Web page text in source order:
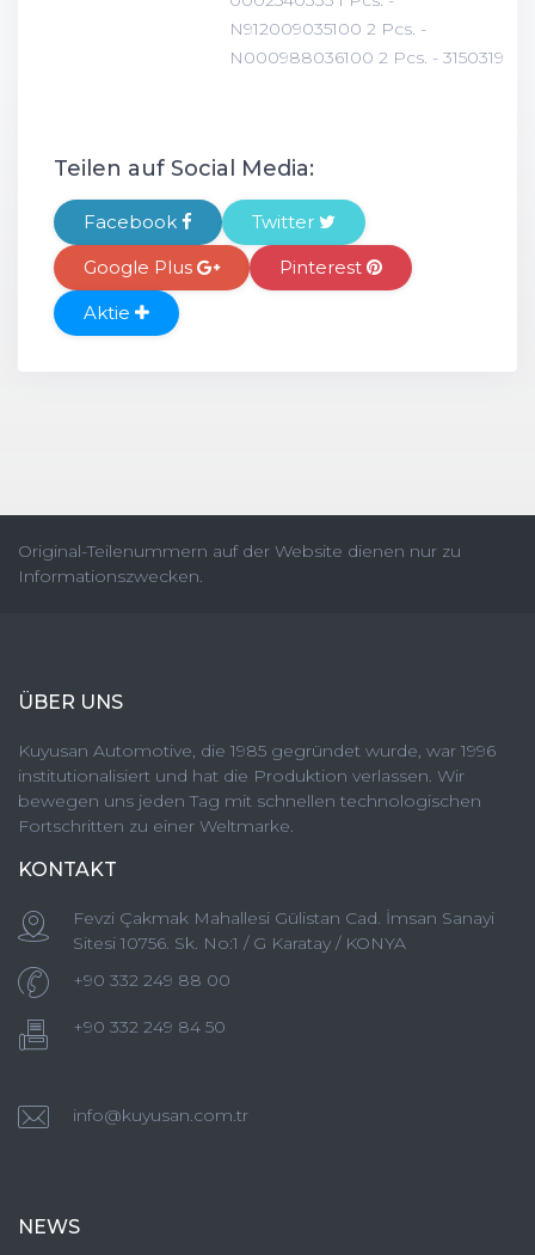
N912009035100 2 Pcs. -
N000988036100 2 Pcs. - 3150319
Teilen auf Social Media:
Facebook
Twitter
Google Plus
Pinterest
Aktie
Original-Teilenummern auf der Website dienen nur zu
Informationszwecken.
ÜBER UNS
Kuyusan Automotive, die 1985 gegründet wurde, war 1996
institutionalisiert und hat die Produktion verlassen. Wir
bewegen uns jeden Tag mit schnellen technologischen
Fortschritten zu einer Weltmarke.
KONTAKT
Fevzi Çakmak Mahallesi Gülistan Cad. İmsan Sanayi
Sitesi 10756. Sk. No:1 / G Karatay / KONYA
+90 332 249 88 00
+90 332 249 84 50
info@kuyusan.com.tr
NEWS